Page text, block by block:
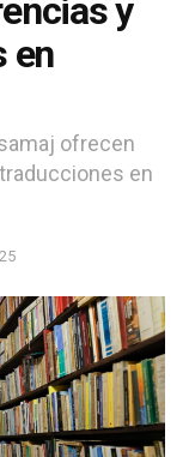
y
en
ofrecen
en